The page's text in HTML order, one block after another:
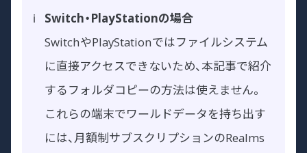
Switch・PlayStationの場合
SwitchやPlayStationではファイルシステム
に直接アクセスできないため、本記事で紹介
するフォルダコピーの方法は使えません。
これらの端末でワールドデータを持ち出す
には、月額制サブスクリプションのRealms